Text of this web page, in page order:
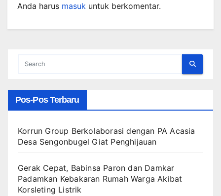
Anda harus masuk untuk berkomentar.
Pos-Pos Terbaru
Korrun Group Berkolaborasi dengan PA Acasia
Desa Sengonbugel Giat Penghijauan
Gerak Cepat, Babinsa Paron dan Damkar
Padamkan Kebakaran Rumah Warga Akibat
Korsleting Listrik